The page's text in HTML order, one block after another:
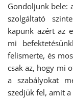
Gondoljunk bele:
szolgáltató
kapunk azért az
mi
felismerte, és
csak az, hogy mi
a szabályokat
szedjük fel, amit